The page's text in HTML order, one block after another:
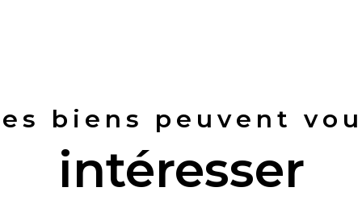
biens peuvent
intéresser